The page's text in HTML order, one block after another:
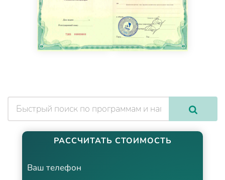
РАССЧИТАТЬ СТОИМОСТЬ
Ваш телефон